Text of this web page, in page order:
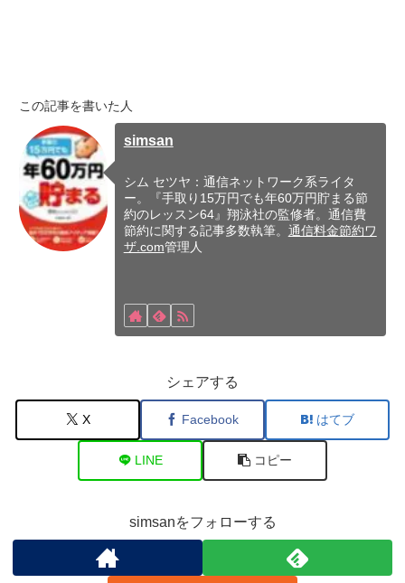
この記事を書いた人
simsan
シム セツヤ：通信ネットワーク系ライタ
ー。『手取り15万円でも年60万円貯まる節
約のレッスン64』翔泳社の監修者。通信費
節約に関する記事多数執筆。 通信料金節約ワ
ザ.com管理人
シェアする
X Facebook はてブ
LINE コピー
simsanをフォローする